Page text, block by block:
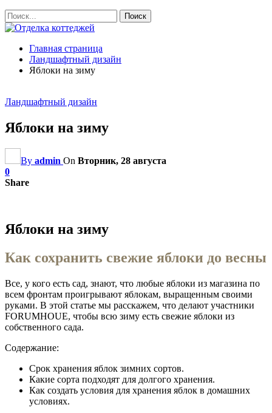
Главная страница
Ландшафтный дизайн
Яблоки на зиму
Ландшафтный дизайн
Яблоки на зиму
By admin On Вторник, 28 августа
0
Share
Яблоки на зиму
Как сохранить свежие яблоки до весны
Все, у кого есть сад, знают, что любые яблоки из магазина по
всем фронтам проигрывают яблокам, выращенным своими
руками. В этой статье мы расскажем, что делают участники
FORUMHOUE, чтобы всю зиму есть свежие яблоки из
собственного сада.
Содержание:
Срок хранения яблок зимних сортов.
Какие сорта подходят для долгого хранения.
Как создать условия для хранения яблок в домашних
условиях.